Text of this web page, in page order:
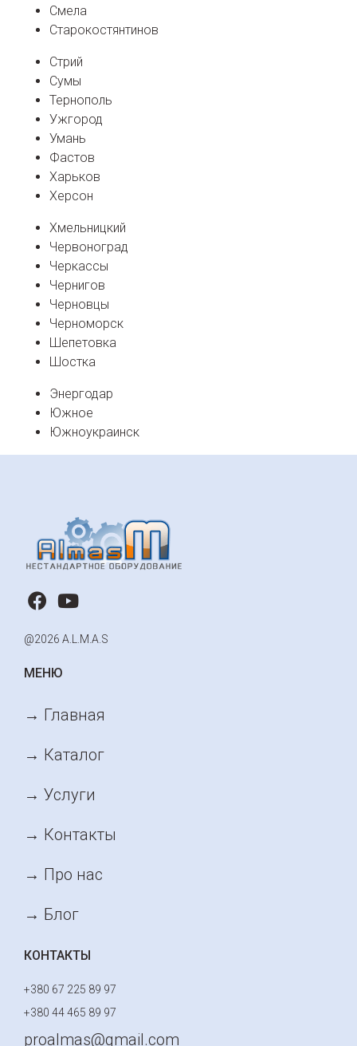
Смела
Старокостянтинов
Стрий
Сумы
Тернополь
Ужгород
Умань
Фастов
Харьков
Херсон
Хмельницкий
Червоноград
Черкассы
Чернигов
Черновцы
Черноморск
Шепетовка
Шостка
Энергодар
Южное
Южноукраинск
@2026 A.L.M.A.S
МЕНЮ
→ Главная
→ Каталог
→ Услуги
→ Контакты
→ Про нас
→ Блог
КОНТАКТЫ
+380 67 225 89 97
+380 44 465 89 97
proalmas@gmail.com